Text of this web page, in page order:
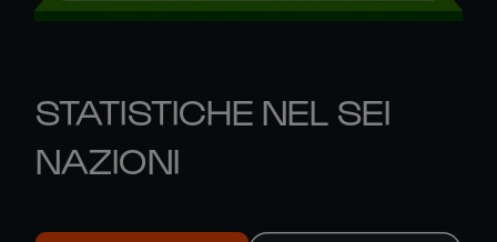
STATISTICHE NEL SEI
NAZIONI